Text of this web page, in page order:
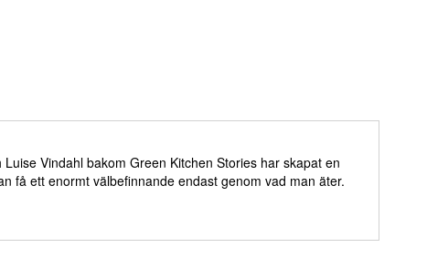
Vindahl bakom Green Kitchen Stories har skapat en
få ett enormt välbefinnande endast genom vad man äter.